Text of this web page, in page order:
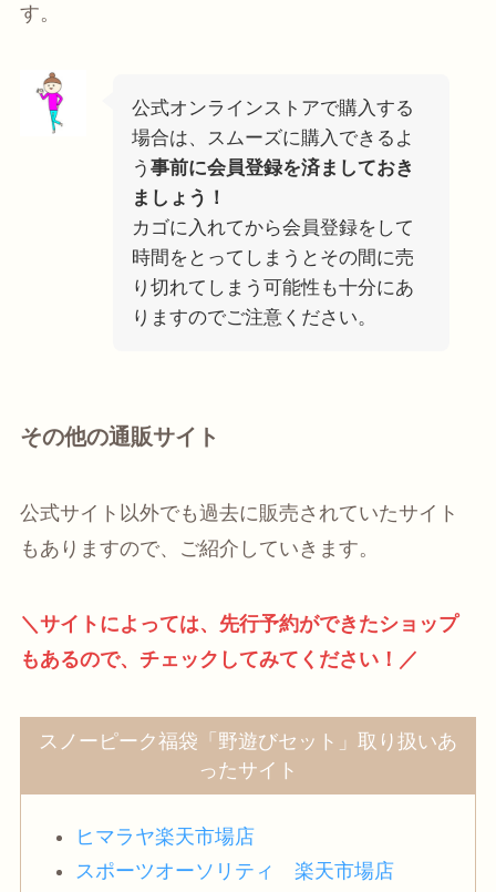
す。
公式オンラインストアで購入する
場合は、スムーズに購入できるよ
う 事前に会員登録を済ましておき
ましょう！
カゴに入れてから会員登録をして
時間をとってしまうとその間に売
り切れてしまう可能性も十分にあ
りますのでご注意ください。
その他の通販サイト
公式サイト以外でも過去に販売されていたサイト
もありますので、ご紹介していきます。
＼ サイトによっては、先行予約ができたショップ
もあるので、チェックしてみてください！ ／
スノーピーク福袋「野遊びセット」取り扱いあ
ったサイト
ヒマラヤ楽天市場店
スポーツオーソリティ 楽天市場店